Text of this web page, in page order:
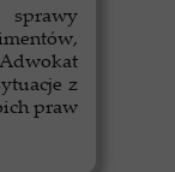
z
praw